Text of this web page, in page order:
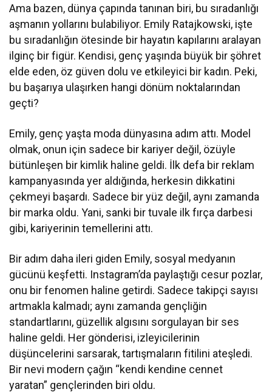
Ama bazen, dünya çapında tanınan biri, bu sıradanlığı
aşmanın yollarını bulabiliyor. Emily Ratajkowski, işte
bu sıradanlığın ötesinde bir hayatın kapılarını aralayan
ilginç bir figür. Kendisi, genç yaşında büyük bir şöhret
elde eden, öz güven dolu ve etkileyici bir kadın. Peki,
bu başarıya ulaşırken hangi dönüm noktalarından
geçti?
Emily, genç yaşta moda dünyasına adım attı. Model
olmak, onun için sadece bir kariyer değil, özüyle
bütünleşen bir kimlik haline geldi. İlk defa bir reklam
kampanyasında yer aldığında, herkesin dikkatini
çekmeyi başardı. Sadece bir yüz değil, aynı zamanda
bir marka oldu. Yani, sanki bir tuvale ilk fırça darbesi
gibi, kariyerinin temellerini attı.
Bir adım daha ileri giden Emily, sosyal medyanın
gücünü keşfetti. Instagram’da paylaştığı cesur pozlar,
onu bir fenomen haline getirdi. Sadece takipçi sayısı
artmakla kalmadı; aynı zamanda gençliğin
standartlarını, güzellik algısını sorgulayan bir ses
haline geldi. Her gönderisi, izleyicilerinin
düşüncelerini sarsarak, tartışmaların fitilini ateşledi.
Bir nevi modern çağın “kendi kendine cennet
yaratan” gençlerinden biri oldu.